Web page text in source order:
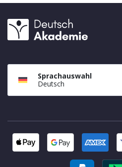
Sprachauswahl
Deutsch